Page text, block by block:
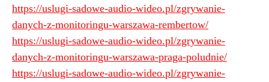
https://uslugi-sadowe-audio-wideo.pl/zgrywanie-
danych-z-monitoringu-warszawa-rembertow/
https://uslugi-sadowe-audio-wideo.pl/zgrywanie-
danych-z-monitoringu-warszawa-praga-poludnie/
https://uslugi-sadowe-audio-wideo.pl/zgrywanie-